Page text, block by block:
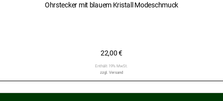
Ohrstecker mit blauem Kristall Modeschmuck
22,00€
Enthält 19% MwSt.
zzgl. Versand